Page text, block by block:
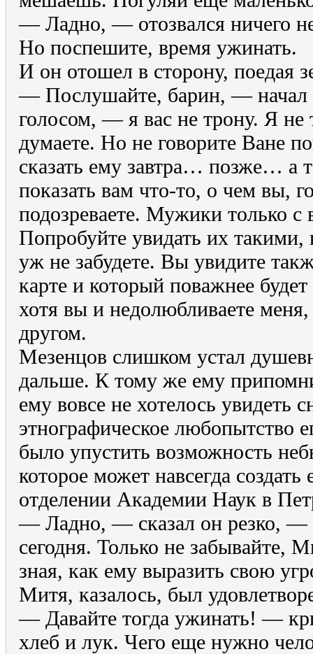
— Ладно, — отозвался ничего
Но поспешите, время ужинать.
И он отошел в сторону, поедая
— Послушайте, барин, —
голосом, — я вас не трону. Я не
думаете. Но не говорите Ване
сказать ему завтра… позже… а
показать вам что-то, о чем вы,
подозреваете. Мужики только с
Попробуйте увидать их такими,
уж не забудете. Вы увидите
карте и который поважнее
хотя вы и недолюбливаете
другом.
Мезенцов слишком устал
дальше. К тому же ему
ему вовсе не хотелось увидеть
этнографическое любопытство
было упустить возможность
которое может навсегда
отделении Академии Наук в
— Ладно, — сказал он резко, —
сегодня. Только не
зная, как ему выразить свою
Митя, казалось, был
— Давайте тогда ужинать! —
хлеб и лук. Чего еще нужно